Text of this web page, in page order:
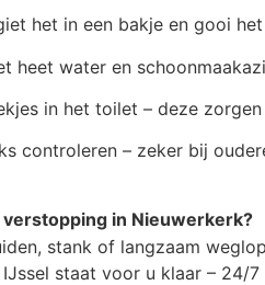
het in een bakje en gooi
heet water en
in het toilet – deze
controleren – zeker bij
verstopping in Nieuwerkerk?
stank of langzaam
staat voor u klaar –